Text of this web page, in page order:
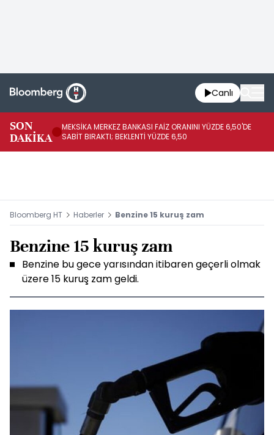
Canlı
SON
DAKİKA
MEKSİKA MERKEZ BANKASI FAİZ ORANINI YÜZDE 6,50'DE
SABİT BIRAKTI; BEKLENTİ YÜZDE 6,50
Bloomberg HT Haberler Benzine 15 kuruş zam
Benzine 15 kuruş zam
Benzine bu gece yarısından itibaren geçerli olmak
üzere 15 kuruş zam geldi.